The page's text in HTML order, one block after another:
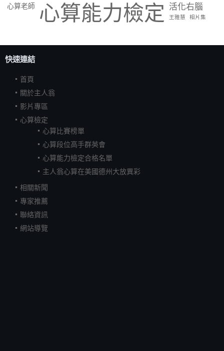
心算老師 心算能力檢定 活化右腦
王雅慧 相片集
快速連結
首頁
關於主人翁
影片專區
心算檢定
心算比賽榜單
心算段位高手群英會
心算能力檢定合格名單
主人翁心算在美國德州大放異彩
相關新聞
專家推薦
聯絡資訊
網站導覽